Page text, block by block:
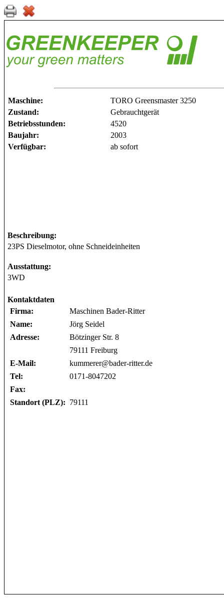
Maschine:
TORO Greensmaster 3250
Zustand:
Gebrauchtgerät
Betriebsstunden:
4520
Baujahr:
2003
Verfügbar:
ab sofort
Beschreibung:
23PS Dieselmotor, ohne Schneideinheiten
Ausstattung:
3WD
Kontaktdaten
Firma:
Maschinen Bader-Ritter
Name:
Jörg Seidel
Adresse:
Bötzinger Str. 8
79111 Freiburg
E-Mail:
kummerer@bader-ritter.de
Tel:
0171-8047202
Fax:
Standort (PLZ): 79111